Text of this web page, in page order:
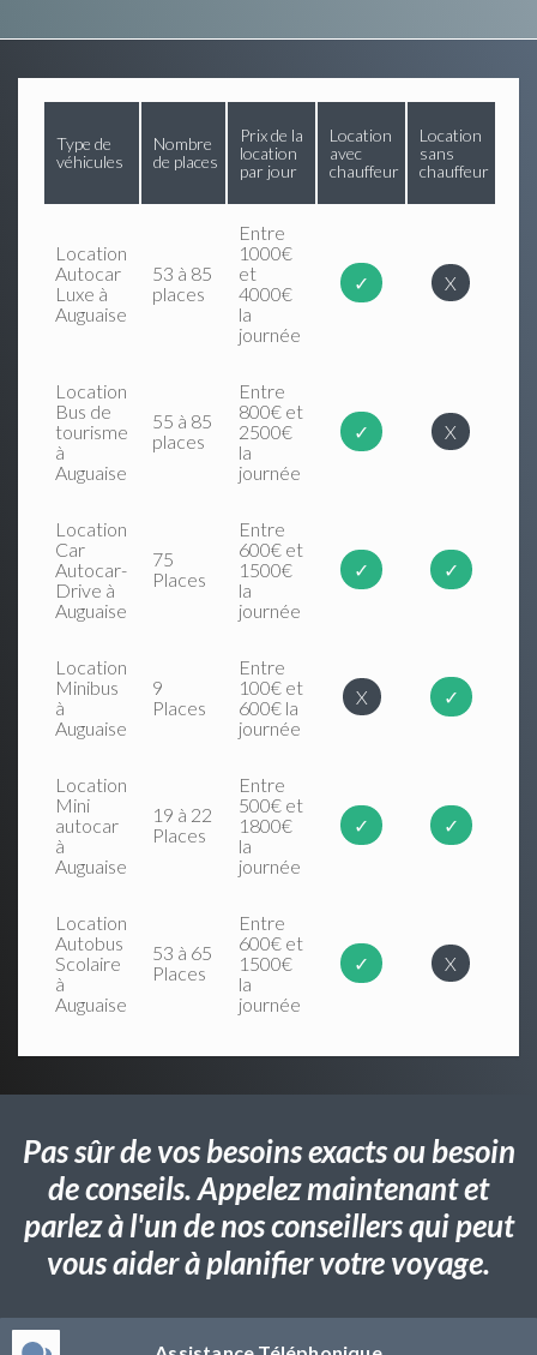
Type de
véhicules
Nombre
de places
Prix de la
location
par jour
Location
avec
chauffeur
Location
sans
chauffeur
Location
Autocar
Luxe à
Auguaise
53 à 85
places
Entre
1000€
et
4000€
la
journée
✓ X
Location
Bus de
tourisme
à
Auguaise
55 à 85
places
Entre
800€ et
2500€
la
journée
✓ X
Location
Car
Autocar-
Drive à
Auguaise
75
Places
Entre
600€ et
1500€
la
journée
✓ ✓
Location
Minibus
à
Auguaise
9
Places
Entre
100€ et
600€ la
journée
X ✓
Location
Mini
autocar
à
Auguaise
19 à 22
Places
Entre
500€ et
1800€
la
journée
✓ ✓
Location
Autobus
Scolaire
à
Auguaise
53 à 65
Places
Entre
600€ et
1500€
la
journée
✓ X
Pas sûr de vos besoins exacts ou besoin
de conseils. Appelez maintenant et
parlez à l'un de nos conseillers qui peut
vous aider à planifier votre voyage.